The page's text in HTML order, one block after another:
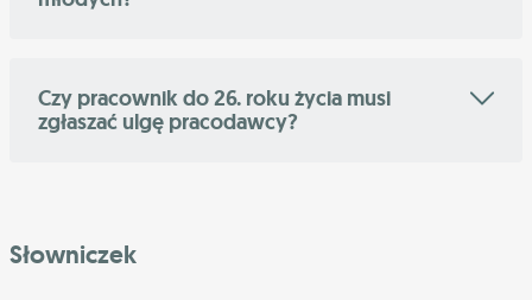
Czy pracownik do 26. roku życia musi
zgłaszać ulgę pracodawcy?
Słowniczek